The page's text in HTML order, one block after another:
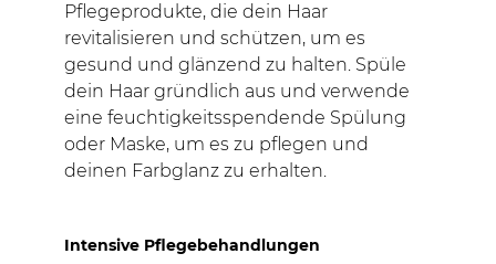
Pflegeprodukte, die dein Haar
revitalisieren und schützen, um es
gesund und glänzend zu halten. Spüle
dein Haar gründlich aus und verwende
eine feuchtigkeitsspendende Spülung
oder Maske, um es zu pflegen und
deinen Farbglanz zu erhalten.
Intensive Pflegebehandlungen